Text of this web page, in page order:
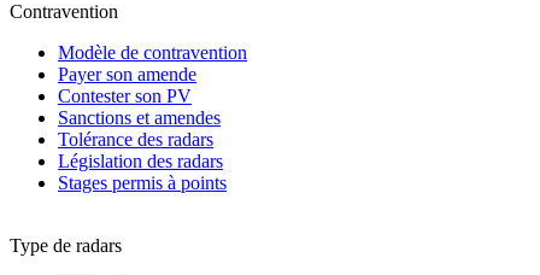
Contravention
Modèle de contravention
Payer son amende
Contester son PV
Sanctions et amendes
Tolérance des radars
Législation des radars
Stages permis à points
Type de radars